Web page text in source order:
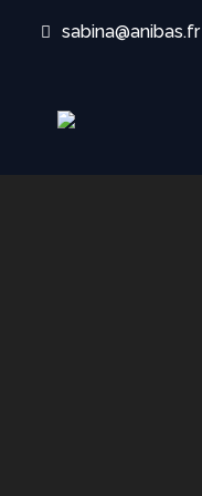
sabina@anibas.fr